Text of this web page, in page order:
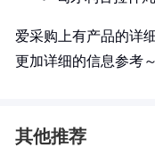
爱采购上有产品的详
更加详细的信息参考～
其他推荐